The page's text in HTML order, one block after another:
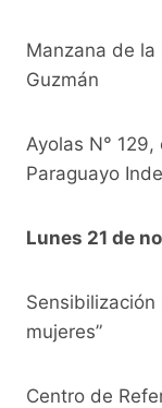
Manzana de la
Guzmán
Ayolas N°
Paraguayo
Lunes 21 de
Sensibilización
mujeres”
Centro de